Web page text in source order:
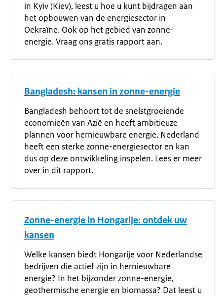
in Kyiv (Kiev), leest u hoe u kunt bijdragen aan
het opbouwen van de energiesector in
Oekraïne. Ook op het gebied van zonne-
energie. Vraag ons gratis rapport aan.
Bangladesh: kansen in zonne-energie
Bangladesh behoort tot de snelstgroeiende
economieën van Azië en heeft ambitieuze
plannen voor hernieuwbare energie. Nederland
heeft een sterke zonne-energiesector en kan
dus op deze ontwikkeling inspelen. Lees er meer
over in dit rapport.
Zonne-energie in Hongarije: ontdek uw
kansen
Welke kansen biedt Hongarije voor Nederlandse
bedrijven die actief zijn in hernieuwbare
energie? In het bijzonder zonne-energie,
geothermische energie en biomassa? Dat leest u